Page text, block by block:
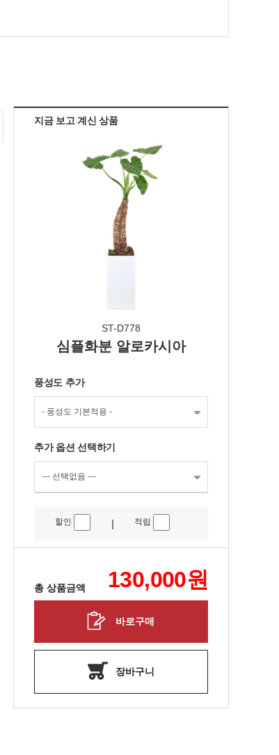
지금 보고 계신 상품
ST-D778
심플화분 알로카시아
풍성도 추가
추가 옵션 선택하기
할인 | 적립
총 상품금액 130,000원
바로구매
장바구니